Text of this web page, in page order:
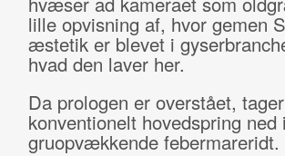
lille opvisning af, hvor gemen
æstetik er blevet i
hvad den laver her.
Da prologen er overstået,
konventionelt hovedspring
gruopvækkende febermareridt.